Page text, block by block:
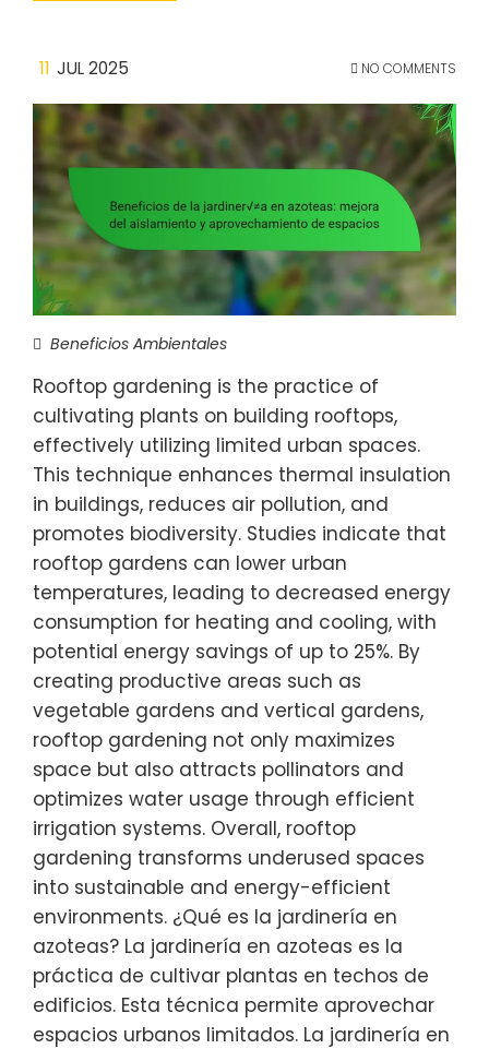
11 JUL 2025 NO COMMENTS
Beneficios Ambientales
Rooftop gardening is the practice of
cultivating plants on building rooftops,
effectively utilizing limited urban spaces.
This technique enhances thermal insulation
in buildings, reduces air pollution, and
promotes biodiversity. Studies indicate that
rooftop gardens can lower urban
temperatures, leading to decreased energy
consumption for heating and cooling, with
potential energy savings of up to 25%. By
creating productive areas such as
vegetable gardens and vertical gardens,
rooftop gardening not only maximizes
space but also attracts pollinators and
optimizes water usage through efficient
irrigation systems. Overall, rooftop
gardening transforms underused spaces
into sustainable and energy-efficient
environments. ¿Qué es la jardinería en
azoteas? La jardinería en azoteas es la
práctica de cultivar plantas en techos de
edificios. Esta técnica permite aprovechar
espacios urbanos limitados. La jardinería en